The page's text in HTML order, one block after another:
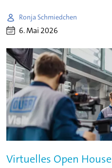
Ronja Schmiedchen
6. Mai 2026
Virtuelles Open House